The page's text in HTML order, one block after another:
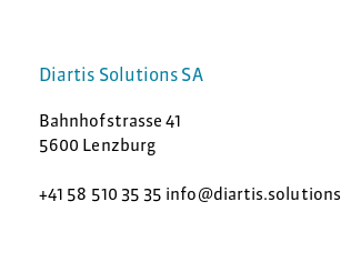
Diartis Solutions SA
Bahnhofstrasse 41
5600 Lenzburg
+41 58 510 35 35 info@diartis.solutions